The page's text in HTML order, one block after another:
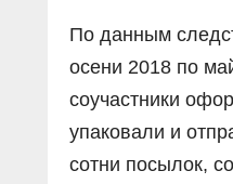
По данным
осени 2018 по
соучастники
упаковали и
сотни посылок,